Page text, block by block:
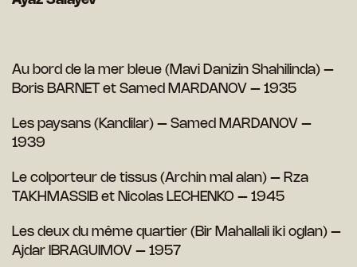
Au bord de la mer bleue (Mavi Danizin Shahilinda) –
Boris BARNET et Samed MARDANOV – 1935
Les paysans (Kandilar) – Samed MARDANOV –
1939
Le colporteur de tissus (Archin mal alan) – Rza
TAKHMASSIB et Nicolas LECHENKO – 1945
Les deux du même quartier (Bir Mahallali iki oglan) –
Ajdar IBRAGUIMOV – 1957